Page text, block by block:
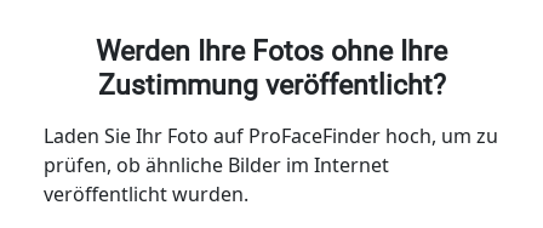
Werden Ihre Fotos ohne Ihre
Zustimmung veröffentlicht?
Laden Sie Ihr Foto auf ProFaceFinder hoch, um zu
prüfen, ob ähnliche Bilder im Internet
veröffentlicht wurden.